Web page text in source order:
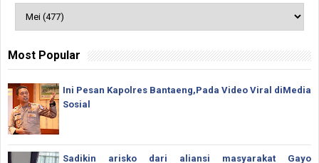
Most Popular
Ini Pesan Kapolres Bantaeng,Pada Video Viral diMedia
Sosial
Sadikin arisko dari aliansi masyarakat Gayo